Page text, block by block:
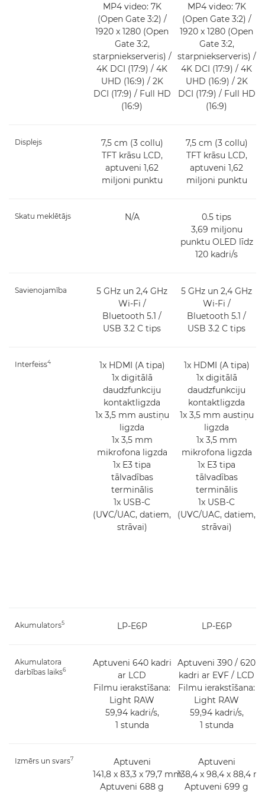
MP4 video: 7K
(Open Gate 3:2) /
1920 x 1280 (Open
Gate 3:2,
starpniekserveris) /
4K DCI (17:9) / 4K
UHD (16:9) / 2K
DCI (17:9) / Full HD
(16:9)
MP4 video: 7K
(Open Gate 3:2) /
1920 x 1280 (Open
Gate 3:2,
starpniekserveris) /
4K DCI (17:9) / 4K
UHD (16:9) / 2K
DCI (17:9) / Full HD
(16:9)
Displejs
7,5 cm (3 collu)
TFT krāsu LCD,
aptuveni 1,62
miljoni punktu
7,5 cm (3 collu)
TFT krāsu LCD,
aptuveni 1,62
miljoni punktu
Skatu meklētājs N/A
0.5 tips
3,69 miljonu
punktu OLED līdz
120 kadri/s
Savienojamība
5 GHz un 2,4 GHz
Wi-Fi /
Bluetooth 5.1 /
USB 3.2 C tips
5 GHz un 2,4 GHz
Wi-Fi /
Bluetooth 5.1 /
USB 3.2 C tips
Interfeiss4
1x HDMI (A tipa)
1x digitālā
daudzfunkciju
kontaktligzda
1x 3,5 mm austiņu
ligzda
1x 3,5 mm
mikrofona ligzda
1x E3 tipa
tālvadības
terminālis
1x USB-C
(UVC/UAC, datiem,
strāvai)
1x HDMI (A tipa)
1x digitālā
daudzfunkciju
kontaktligzda
1x 3,5 mm austiņu
ligzda
1x 3,5 mm
mikrofona ligzda
1x E3 tipa
tālvadības
terminālis
1x USB-C
(UVC/UAC, datiem,
strāvai)
Akumulators5 LP-E6P LP-E6P
Akumulatora
darbības laiks6
Aptuveni 640 kadri
ar LCD
Filmu ierakstīšana:
Light RAW
59,94 kadri/s,
1 stunda
Aptuveni 390 / 620
kadri ar EVF / LCD
Filmu ierakstīšana:
Light RAW
59,94 kadri/s,
1 stunda
Izmērs un svars7
Aptuveni
141,8 x 83,3 x 79,7 mm
Aptuveni 688 g
Aptuveni
138,4 x 98,4 x 88,4
Aptuveni 699 g